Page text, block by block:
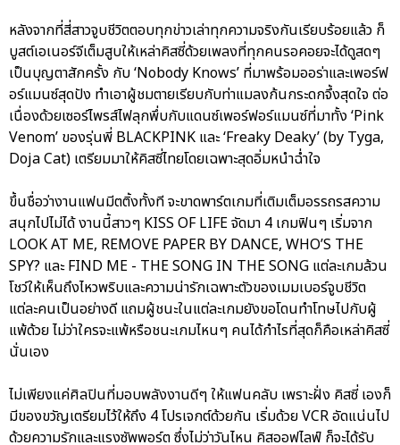
หลังจากที่สี่สาวจูบชีวิตตอบทุกข่าวเล่าทุกความจริงกันเรียบร้อยแล้ว ก็
บูสต์เอเนอร์จีเต็มสูบให้เหล่าคิสซี่ด้วยเพลงที่ทุกคนรอคอยจะได้ดูสดๆ
เป็นบุญตาสักครั้ง กับ ‘Nobody Knows’ ที่มาพร้อมออร่าและเพอร์ฟ
อร์แมนซ์สุดปัง ทำเอาผู้ชมตายเรียบกับท่าแมลงก้นกระดกจึ้งสุดใจ ต่อ
เนื่องด้วยเซอร์ไพรส์ไฟลุกพึ่บกับแดนซ์เพอร์ฟอร์แมนซ์ที่มาทั้ง ‘Pink
Venom’ ของรุ่นพี่ BLACKPINK และ ‘Freaky Deaky’ (by Tyga,
Doja Cat) เตรียมมาให้คิสซี่ไทยโดยเฉพาะสุดอิ่มหนำฉ่ำใจ
ขึ้นชื่อว่างานแฟนมีตติ้งทั้งที จะขาดพาร์ตเกมที่เติมเต็มอรรถรสความ
สนุกไปไม่ได้ งานนี้สาวๆ KISS OF LIFE จัดมา 4 เกมฟินๆ เริ่มจาก
LOOK AT ME, REMOVE PAPER BY DANCE, WHO’S THE
SPY? และ FIND ME - THE SONG IN THE SONG แต่ละเกมล้วน
โชว์ให้เห็นถึงไหวพริบและความน่ารักเฉพาะตัวของเมมเบอร์จูบชีวิต
แต่ละคนเป็นอย่างดี แถมผู้ชนะในแต่ละเกมยังขอโดนทำโทษไปกับผู้
แพ้ด้วย ไม่ว่าใครจะแพ้หรือชนะเกมไหนๆ คนได้กำไรที่สุดก็คือเหล่าคิสซี่
นั่นเอง
ไม่เพียงแค่ศิลปินที่มอบพลังงานดีๆ ให้แฟนคลับ เพราะฝั่ง คิสซี่ เองก็
มีของขวัญเตรียมไว้ให้ถึง 4 โปรเจกต์ด้วยกัน เริ่มด้วย VCR อัดแน่นไป
ด้วยความรักและแรงซัพพอร์ต ซึ่งไม่ว่าวันไหน คิสออฟไลฟ์ ก็จะได้รับ